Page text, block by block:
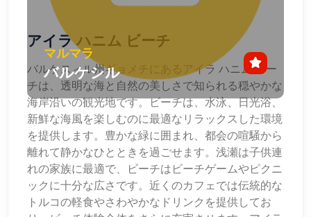
マルマラ
バルケシル
アイラ ハニム ビーチ
バルケスィル州ギョメチにあるアイラ ハニム ビー
チは、透明な海と自然の美しさで知られる穏やかな
海岸沿いの観光地です。ビーチは、水泳、日光浴、
新鮮な海風を楽しむのに最適なリラックスした環境
を提供します。豊かな緑に囲まれ、都会の喧騒から
離れて静かなひとときを過ごせます。浅瀬は子供連
れの家族に最適で、ビーチはビーチゲームやピクニ
ックに十分な広さです。近くのカフェでは伝統的な
トルコの軽食やさわやかなドリンクを提供してお